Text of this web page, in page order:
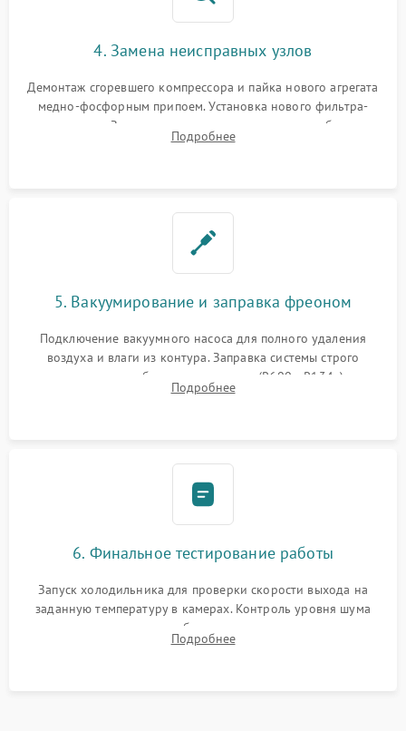
4. Замена неисправных узлов
Демонтаж сгоревшего компрессора и пайка нового агрегата
медно-фосфорным припоем. Установка нового фильтра-
осушителя. Замена изношенных вентиляторов обдува,
сломанных заслонок или поврежденных дверных петель.
Подробнее
5. Вакуумирование и заправка фреоном
Подключение вакуумного насоса для полного удаления
воздуха и влаги из контура. Заправка системы строго
дозированным объемом хладагента (R600a, R134a) по
электронным весам. Контроль рабочего давления в системе.
Подробнее
6. Финальное тестирование работы
Запуск холодильника для проверки скорости выхода на
заданную температуру в камерах. Контроль уровня шума
компрессора, отсутствия обмерзания стенок и корректного
срабатывания системы автоматической оттайки.
Подробнее